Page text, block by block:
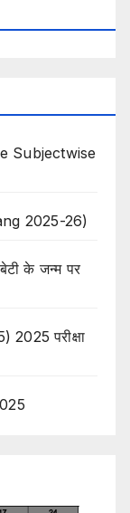
Subjectwise
2025-26)
के जन्म पर
2025 परीक्षा